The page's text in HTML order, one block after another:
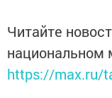
Читайте
национальном
https://max.ru/